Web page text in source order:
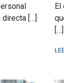
[…]
[…]